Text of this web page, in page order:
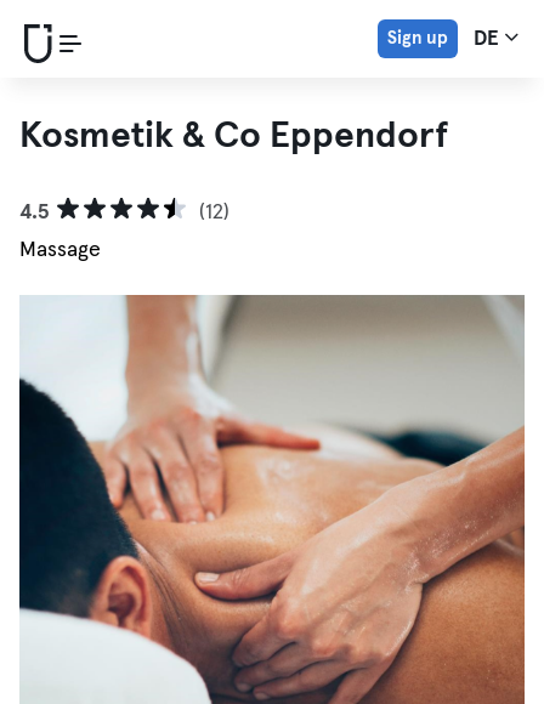
Sign up DE
Kosmetik & Co Eppendorf
4.5
(12)
Massage